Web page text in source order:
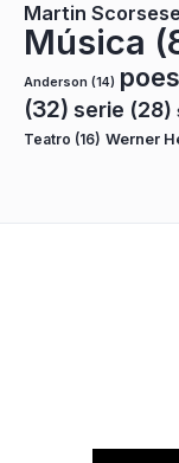
Martin Scorsese
Música
Anderson (14)
(32) serie (28)
Teatro (16) Werner